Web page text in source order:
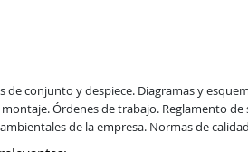
de conjunto y despiece. Diagramas y
Órdenes de trabajo. Reglamento
de la empresa. Normas de